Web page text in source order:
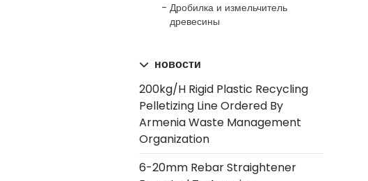
Дробилка и измельчитель
древесины
новости
200kg/h Rigid Plastic Recycling
Pelletizing Line Ordered By
Armenia Waste Management
Organization
6-20mm Rebar Straightener